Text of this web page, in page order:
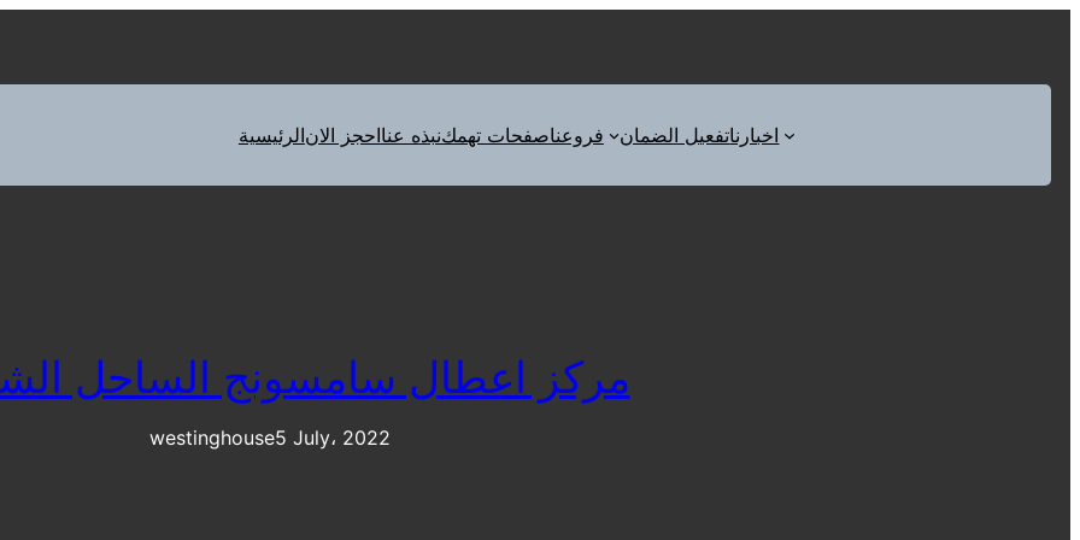
الرئيسيةاحجز الاننبذه عناصفحات تهمكفروعنا تفعيل الضماناخبارنا
مركز اعطال سامسونج الساحل
westinghouse5 July، 2022